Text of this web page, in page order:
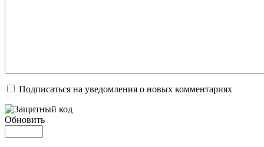
Подписаться на уведомления о новых комментариях
Обновить